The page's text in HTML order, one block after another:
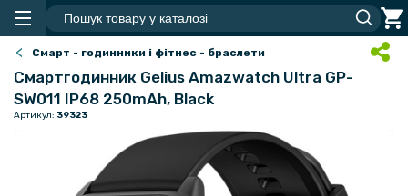
Смарт - годинники і фітнес - браслети
Смартгодинник Gelius Amazwatch Ultra GP-
SW011 IP68 250mAh, Black
Артикул: 39323